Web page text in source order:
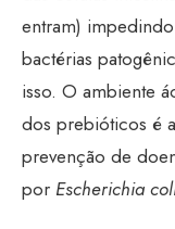
entram)
bactérias
isso. O ambiente
dos prebióticos é
prevenção de
por Escherichia